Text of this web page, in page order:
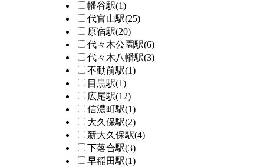
幡谷駅(1)
代官山駅(25)
原宿駅(20)
代々木公園駅(6)
代々木八幡駅(3)
不動前駅(1)
目黒駅(1)
広尾駅(12)
信濃町駅(1)
大久保駅(2)
新大久保駅(4)
下落合駅(3)
早稲田駅(1)